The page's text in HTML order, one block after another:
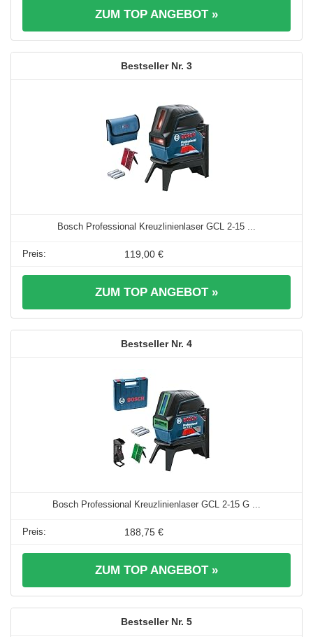
ZUM TOP ANGEBOT »
3
Bosch Professional Kreuzlinienlaser GCL 2-15 ...
119,00 €
ZUM TOP ANGEBOT »
4
Bosch Professional Kreuzlinienlaser GCL 2-15 G ...
188,75 €
ZUM TOP ANGEBOT »
5